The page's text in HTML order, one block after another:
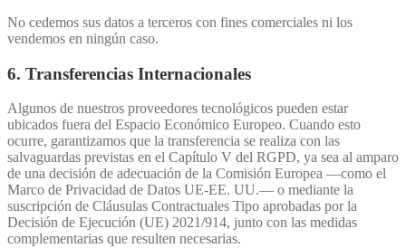
No cedemos sus datos a terceros con fines comerciales ni los
vendemos en ningún caso.
6. Transferencias Internacionales
Algunos de nuestros proveedores tecnológicos pueden estar
ubicados fuera del Espacio Económico Europeo. Cuando esto
ocurre, garantizamos que la transferencia se realiza con las
salvaguardas previstas en el Capítulo V del RGPD, ya sea al amparo
de una decisión de adecuación de la Comisión Europea —como el
Marco de Privacidad de Datos UE-EE. UU.— o mediante la
suscripción de Cláusulas Contractuales Tipo aprobadas por la
Decisión de Ejecución (UE) 2021/914, junto con las medidas
complementarias que resulten necesarias.